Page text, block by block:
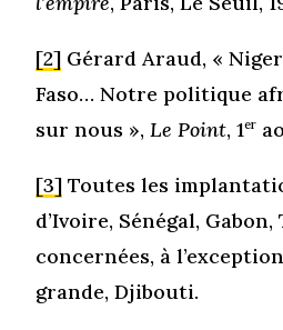
[2] Gérard Araud, «
Faso… Notre politique
sur nous »,Le Point, 1er
[3] Toutes les
d’Ivoire, Sénégal,
concernées, à
grande, Djibouti.